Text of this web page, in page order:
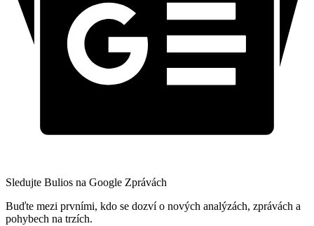
Sledujte Bulios na Google Zprávách
Buďte mezi prvními, kdo se dozví o nových analýzách, zprávách a
pohybech na trzích.